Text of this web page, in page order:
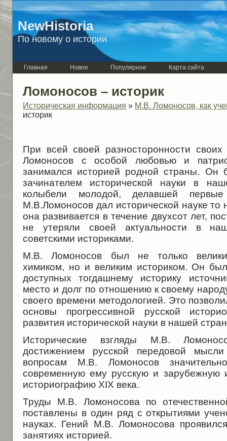
NewHistoria
По новому о истории
Главная Новое Популярное Карта сайта
Ломоносов – историк
Историческая информация » М.В. Ломоносов, как
историк
При всей своей разносторонности
Ломоносов с особой любовью и
занимался историей родной страны. Он
зачинателем исторической науки в
колыбели молодой, делавшей
М.В.Ломоносов дал исторической науке то
она развивается в течение двухсот лет,
не утеряли своей актуальности в
советскими историками.
М.В. Ломоносов был не только
химиком, но и великим историком. Он
доступных тогдашнему историку
место и долг по отношению к своему
своего времени методологией. Это
основы прогрессивной русской
развития исторической науки в нашей
Исторические взгляды М.В.
достижением русской передовой
вопросам М.В. Ломоносов
современную ему русскую и зарубежную
историографию ХIХ века.
Труды М.В. Ломоносова по
поставлены в один ряд с открытиями
науках. Гений М.В. Ломоносова
занятиях историей.